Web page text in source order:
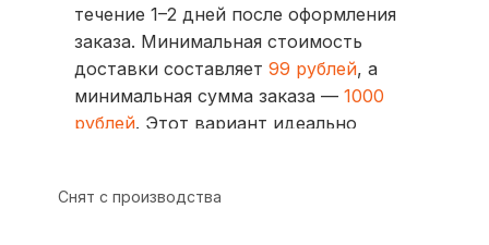
течение 1–2 дней после оформления
заказа. Минимальная стоимость
доставки составляет 99 рублей, а
минимальная сумма заказа — 1000
рублей. Этот вариант идеально
Снят с производства